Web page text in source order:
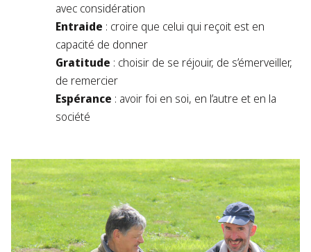
avec considération
Entraide : croire que celui qui reçoit est en
capacité de donner
Gratitude : choisir de se réjouir, de s’émerveiller,
de remercier
Espérance : avoir foi en soi, en l’autre et en la
société